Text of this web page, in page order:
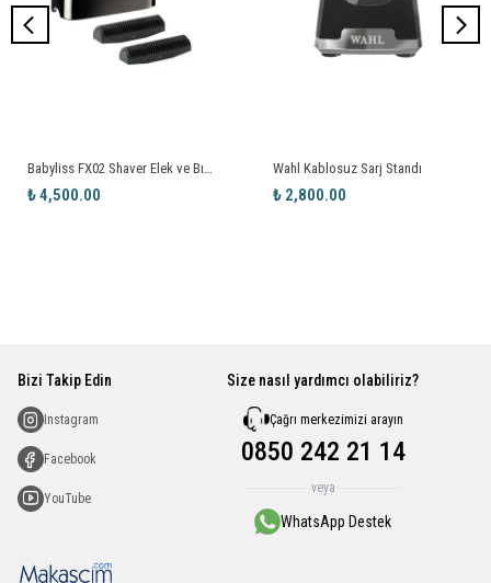
Babyliss FX02 Shaver Elek ve Bıçak Yedek Parça
₺ 4,500.00
Wahl Kablosuz Sarj Standı
₺ 2,800.00
Bizi Takip Edin
Instagram
Facebook
YouTube
Size nasıl yardımcı olabiliriz?
Çağrı merkezimizi arayın
0850 242 21 14
veya
WhatsApp Destek